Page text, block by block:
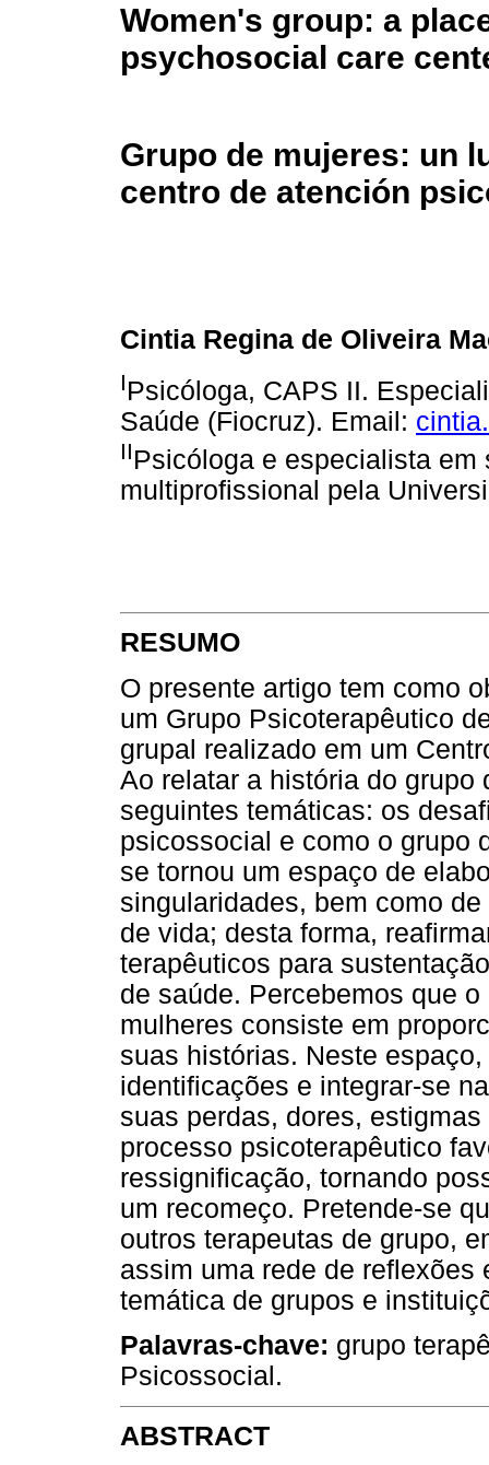
Women's group: a
psychosocial care
Grupo de mujeres: un
centro de atención
Cintia Regina de Oliveira
IPsicóloga, CAPS II.
Saúde (Fiocruz). Email:
IIPsicóloga e especialista em
multiprofissional pela
RESUMO
O presente artigo tem como
um Grupo Psicoterapêutico
grupal realizado em um
Ao relatar a história do grupo
seguintes temáticas: os
psicossocial e como o grupo
se tornou um espaço de
singularidades, bem como
de vida; desta forma,
terapêuticos para
de saúde. Percebemos que
mulheres consiste em
suas histórias. Neste
identificações e integrar-se
suas perdas, dores,
processo psicoterapêutico
ressignificação, tornando
um recomeço. Pretende-se
outros terapeutas de grupo,
assim uma rede de
temática de grupos e
Palavras-chave: grupo
Psicossocial.
ABSTRACT